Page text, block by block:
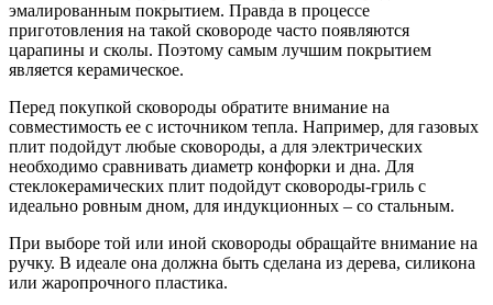
эмалированным покрытием. Правда в процессе
приготовления на такой сковороде часто появляются
царапины и сколы. Поэтому самым лучшим покрытием
является керамическое.
Перед покупкой сковороды обратите внимание на
совместимость ее с источником тепла. Например, для газовых
плит подойдут любые сковороды, а для электрических
необходимо сравнивать диаметр конфорки и дна. Для
стеклокерамических плит подойдут сковороды-гриль с
идеально ровным дном, для индукционных – со стальным.
При выборе той или иной сковороды обращайте внимание на
ручку. В идеале она должна быть сделана из дерева, силикона
или жаропрочного пластика.